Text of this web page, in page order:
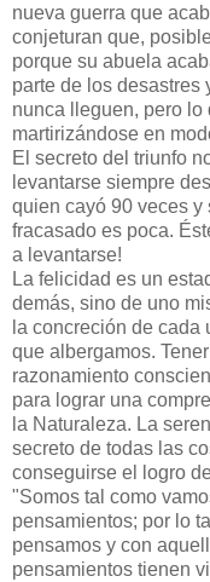
nueva guerra que
conjeturan que,
porque su abuela
parte de los desastres
nunca lleguen, pero
martirizándose en
El secreto del triunfo
levantarse siempre
quien cayó 90 veces y
fracasado es poca.
a levantarse!
La felicidad es un
demás, sino de uno
la concreción de
que albergamos.
razonamiento
para lograr una
la Naturaleza. La
secreto de todas las
conseguirse el logro
"Somos tal como
pensamientos; por lo
pensamos y con
pensamientos tienen